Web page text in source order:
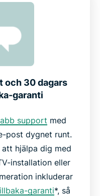
och 30 dagars
garanti
support med
post dygnet runt.
hjälpa dig med
installation eller
inkluderar
garanti*, så